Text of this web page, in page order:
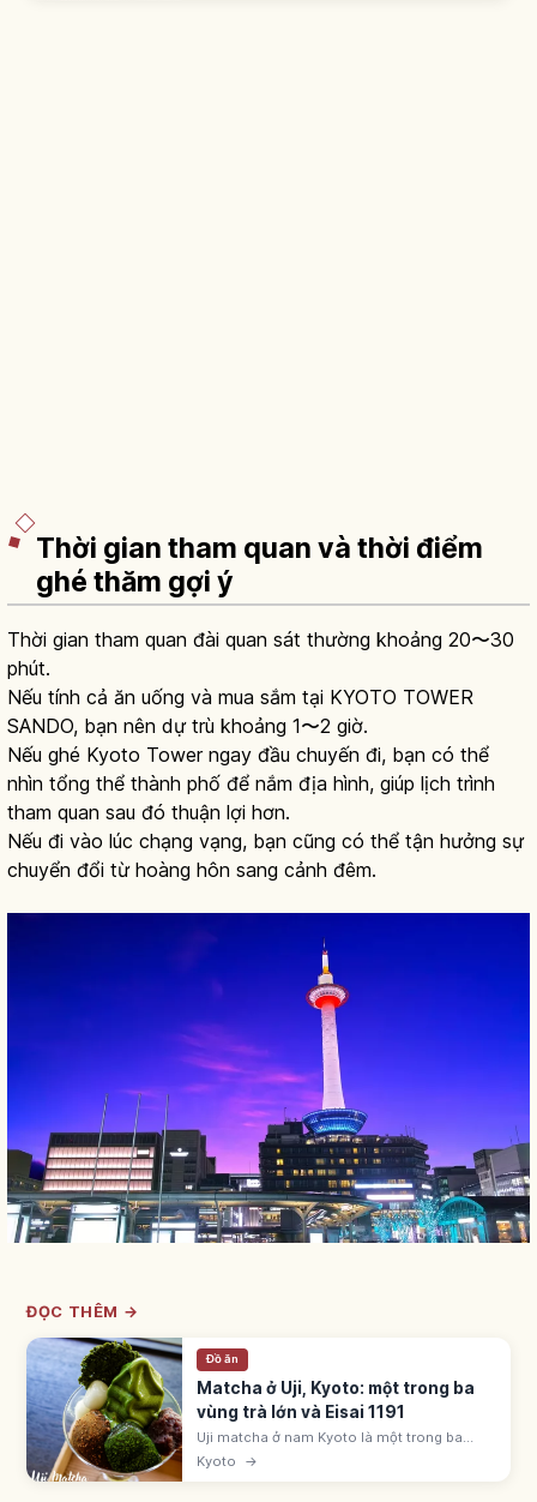
Thời gian tham quan và thời điểm
ghé thăm gợi ý
Thời gian tham quan đài quan sát thường khoảng 20〜30
phút.
Nếu tính cả ăn uống và mua sắm tại KYOTO TOWER
SANDO, bạn nên dự trù khoảng 1〜2 giờ.
Nếu ghé Kyoto Tower ngay đầu chuyến đi, bạn có thể
nhìn tổng thể thành phố để nắm địa hình, giúp lịch trình
tham quan sau đó thuận lợi hơn.
Nếu đi vào lúc chạng vạng, bạn cũng có thể tận hưởng sự
chuyển đổi từ hoàng hôn sang cảnh đêm.
ĐỌC THÊM →
Đồ ăn
Matcha ở Uji, Kyoto: một trong ba
vùng trà lớn và Eisai 1191
Uji matcha ở nam Kyoto là một trong ba
vùng trà lớn cùng Shizuoka, Sayama. Eisai
mang hạt giống trà từ nhà Tống về 1191; trà
Kyoto →